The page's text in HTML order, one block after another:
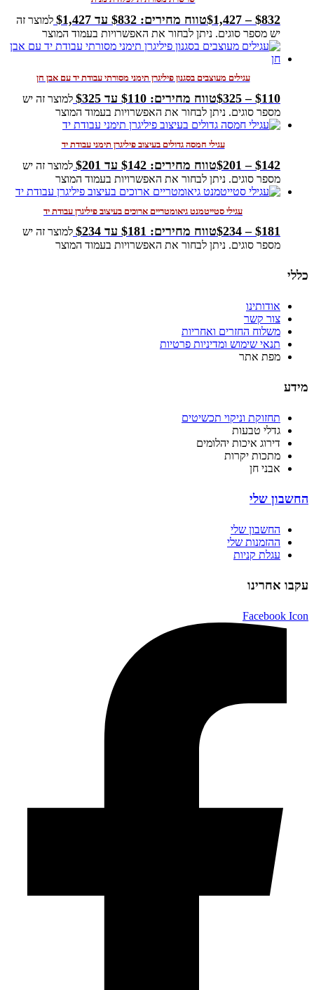
$832
–
$1,427 טווח מחירים: ⁦$832⁩ עד ⁦$1,427⁩
למוצר זה
יש מספר סוגים. ניתן לבחור את האפשרויות בעמוד המוצר
עגילים מעוצבים בסגנון פיליגרן תימני מסורתי עבודת יד עם אבן חן
$110
–
$325 טווח מחירים: ⁦$110⁩ עד ⁦$325⁩
למוצר זה יש
מספר סוגים. ניתן לבחור את האפשרויות בעמוד המוצר
עגילי חמסה גדולים בעיצוב פיליגרן תימני עבודת יד
$142
–
$201 טווח מחירים: ⁦$142⁩ עד ⁦$201⁩
למוצר זה יש
מספר סוגים. ניתן לבחור את האפשרויות בעמוד המוצר
עגילי סטייטמנט גיאומטריים ארוכים בעיצוב פיליגרן עבודת יד
$181
–
$234 טווח מחירים: ⁦$181⁩ עד ⁦$234⁩
למוצר זה יש
מספר סוגים. ניתן לבחור את האפשרויות בעמוד המוצר
כללי
אודותינו
צור קשר
משלוח החזרים ואחריות
תנאי שימוש ומדיניות פרטיות
מפת אתר
מידע
תחזוקת וניקוי תכשיטים
גדלי טבעות
דירוג איכות יהלומים
מתכות יקרות
אבני חן
החשבון שלי
החשבון שלי
ההזמנות שלי
עגלת קניות
עקבו אחרינו
Facebook Icon